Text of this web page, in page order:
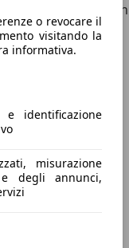
o revocare il
visitando la
informativa.
e identificazione
misurazione
degli annunci,
Plug-In
con
CV, i CV di picco
leggermente
0-100 km/h). La
80 km nel ciclo
aggiunge una
l’autonomia a
Design AWD, con
elettrico: qui la
0-100 km/h è
da 18,3 kWh,